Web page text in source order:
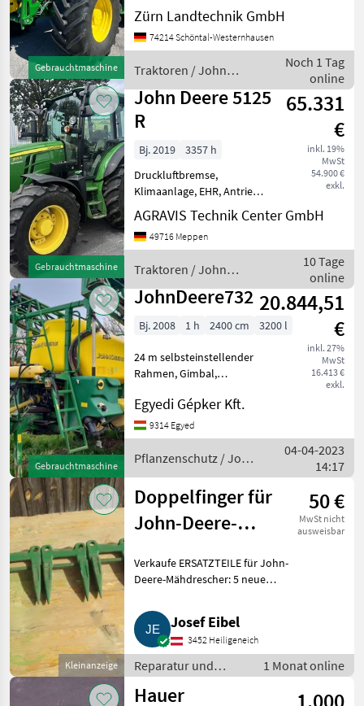
Gebrauchtmaschine
Allrad Zum Verkauf steht
ein gebrauchter John Deere
6R 185. Hersteller:
Leistung: 185 PS Mot
Zürn Landtechnik GmbH
74214 Schöntal-Westernhausen
Traktoren / John
Deere
Noch 1 Tag
online
Gebrauchtmaschine
John Deere 5125
R
65.331
€
inkl. 19%
MwSt
54.900 €
exkl.
Bj. 2019
3357 h
Druckluftbremse,
Klimaanlage, EHR, Antrieb:
Allrad, Frontzapfwelle,
Fronthydraulik 5125 R 010
Gebr. John Deere
Heizung, Lüftung, Klima,
Luftsi
AGRAVIS Technik Center GmbH
49716 Meppen
Traktoren / John
Deere
10 Tage
online
Gebrauchtmaschine
JohnDeere732 20.844,51
€
inkl. 27%
MwSt
16.413 €
exkl.
Bj. 2008 1 h 2400 cm 3200 l
24 m selbsteinstellender
Rahmen, Gimbal,
Stangenverstellung,
Monitorsteuerung, in
gutem Zustand zu
verkaufen Pflanzenschutz
Egyedi Gépker Kft.
9314 Egyed
Pflanzenschutz / John
Deere
04-04-2023
14:17
Kleinanzeige
Doppelfinger für
John-Deere-
50 €
MwSt nicht
ausweisbar
Verkaufe ERSATZTEILE für John-
Deere-Mähdrescher: 5 neue
Ersatzteil-Nummer Z11228.
Gesamtpreis € 50. Zusendung
möglich, zuzüglich Versand
Josef Eibel
3452 Heiligeneich
Reparatur und
Ersatzteile /
Sonstige Reparatur
1 Monat online
Hauer